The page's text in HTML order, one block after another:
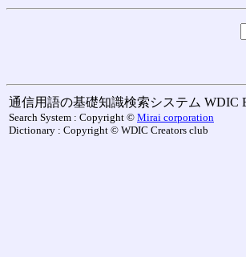
通信用語の基礎知識検索システム WDIC
Search System : Copyright © Mirai corporation
Dictionary : Copyright © WDIC Creators club